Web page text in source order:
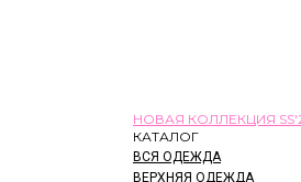
НОВАЯ КОЛЛЕКЦИЯ
КАТАЛОГ
ВСЯ ОДЕЖДА
ВЕРХНЯЯ ОДЕЖДА